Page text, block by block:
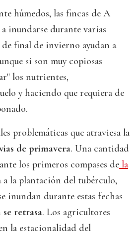
húmedos, las fincas de A
inundarse durante varias
de final de invierno ayudan a
si son muy copiosas
los nutrientes,
y haciendo que requiera de
problemáticas que atraviesa la
de primavera. Una cantidad
los primeros compases de la
a la plantación del tubérculo,
inundan durante estas fechas
retrasa. Los agricultores
la estacionalidad del